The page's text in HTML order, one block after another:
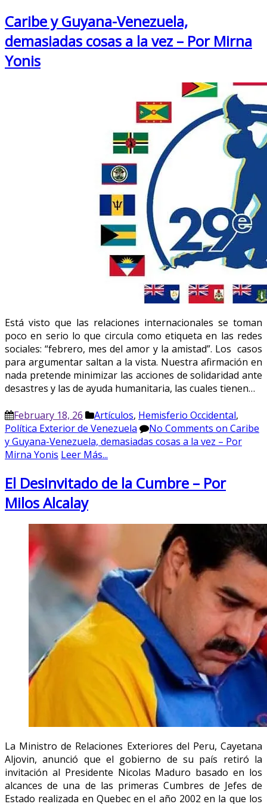
Caribe y Guyana-Venezuela,
demasiadas cosas a la vez – Por Mirna
Yonis
Está visto que las relaciones internacionales se toman
poco en serio lo que circula como etiqueta en las redes
sociales: “febrero, mes del amor y la amistad”. Los casos
para argumentar saltan a la vista. Nuestra afirmación en
nada pretende minimizar las acciones de solidaridad ante
desastres y las de ayuda humanitaria, las cuales tienen…
February 18, 26 Artículos, Hemisferio Occidental,
Política Exterior de Venezuela
No Comments on Caribe
y Guyana-Venezuela, demasiadas cosas a la vez – Por
Mirna Yonis Leer Más...
El Desinvitado de la Cumbre – Por
Milos Alcalay
La Ministro de Relaciones Exteriores del Peru, Cayetana
Aljovin, anunció que el gobierno de su país retiró la
invitación al Presidente Nicolas Maduro basado en los
alcances de una de las primeras Cumbres de Jefes de
Estado realizada en Quebec en el año 2002 en la que los